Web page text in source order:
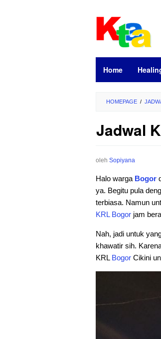
Home
HOMEPAGE /
Jadwal
oleh Sopiyana
Halo warga Bogor
ya. Begitu pula
terbiasa. Namun
KRL Bogor jam
Nah, jadi untuk
khawatir sih.
KRL Bogor Cikini